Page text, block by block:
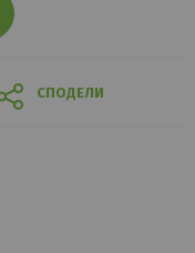
СПОДЕЛИ